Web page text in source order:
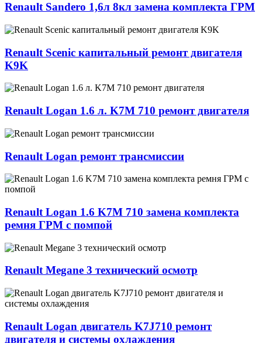
Renault Sandero 1,6л 8кл замена комплекта ГРМ
Renault Scenic капитальный ремонт двигателя
K9K
Renault Logan 1.6 л. K7M 710 ремонт двигателя
Renault Logan ремонт трансмиссии
Renault Logan 1.6 K7M 710 замена комплекта
ремня ГРМ с помпой
Renault Megane 3 технический осмотр
Renault Logan двигатель K7J710 ремонт
двигателя и системы охлаждения